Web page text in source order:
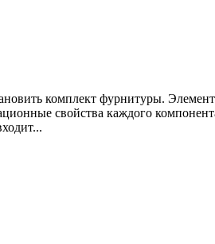
комплект фурнитуры.
свойства каждого